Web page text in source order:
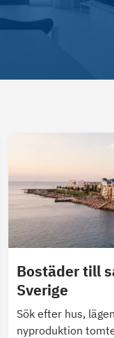
Bostäder till
Sverige
Sök efter hus,
nyproduktion